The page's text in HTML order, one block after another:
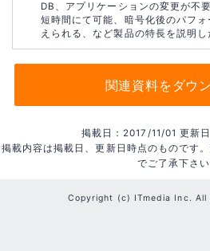
DB、アプリケーションの変更が不
短時間にて可能、暗号化後のパフ
えられる、など製品の特長を説明し
関連資料をダウ
掲載日：2017/11/01 更新
掲載内容は掲載日、更新日時点のものです
でご了承下さい
Copyright (c) ITmedia Inc. All